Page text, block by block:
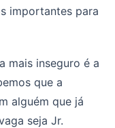
importantes para
mais inseguro é a
que a
alguém que já
seja Jr.